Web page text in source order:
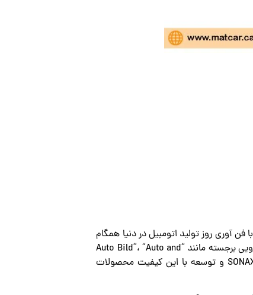
با فن آوری روز تولید اتومبیل در دنیا همگام
بوده و توجه را در بازار لا توجه به کیفیت بالای محصولات به خود جلب می‌کند. تست عالی انجام گردیده توسط مجلات خودرویی برجسته مانند “Auto Bild”، “Auto and
Motor Sport” یا “Auto Zeitung” (همه رسانه های آلمانی شناخته شده و معتبر) بارها و بارها صلاحیت بالای تحقیقات SONAX و توسعه با این کیفیت محصولات